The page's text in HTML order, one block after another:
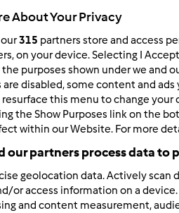
About Your Privacy
315 partners store and access
on your device. Selecting I
purposes shown under we and
are disabled, some content and
resurface this menu to change
the Show Purposes link on the
within our Website. For more
our partners process data to
geolocation data. Actively
or access information on a
and content measurement,